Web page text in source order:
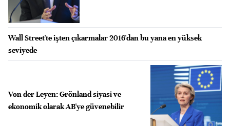
Wall Street'te işten çıkarmalar 2016'dan bu yana en yüksek
seviyede
Von der Leyen: Grönland siyasi ve
ekonomik olarak AB'ye güvenebilir